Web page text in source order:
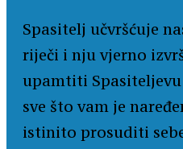
Spasitelj učvršćuje
riječi i nju vjerno
upamtiti
sve što vam je
istinito prosuditi